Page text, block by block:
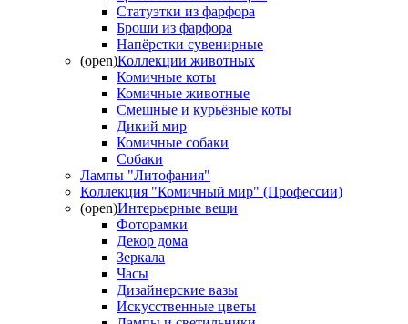
Статуэтки из фарфора
Броши из фарфора
Напёрстки сувенирные
(open)Коллекции животных
Комичные коты
Комичные животные
Смешные и курьёзные коты
Дикий мир
Комичные собаки
Собаки
Лампы "Литофания"
Коллекция "Комичный мир" (Профессии)
(open)Интерьерные вещи
Фоторамки
Декор дома
Зеркала
Часы
Дизайнерские вазы
Искусственные цветы